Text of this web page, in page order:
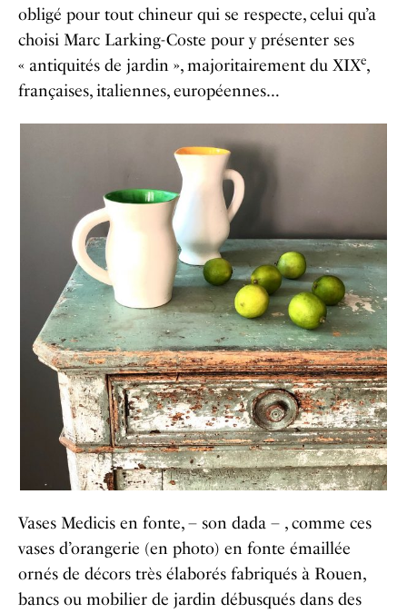
obligé pour tout chineur qui se respecte, celui qu’a
choisi Marc Larking-Coste pour y présenter ses
« antiquités de jardin », majoritairement du XIXe,
françaises, italiennes, européennes…
Vases Medicis en fonte, – son dada – , comme ces
vases d’orangerie (en photo) en fonte émaillée
ornés de décors très élaborés fabriqués à Rouen,
bancs ou mobilier de jardin débusqués dans des